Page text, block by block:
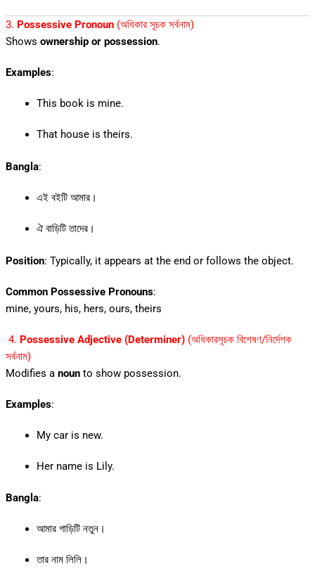
3. Possessive Pronoun(অধিকার সূচক সর্বনাম)
Shows ownership or possession.
Examples:
This book is mine.
That house is theirs.
Bangla:
এই বইটি আমার।
ঐ বাড়িটি তাদের।
Position: Typically, it appears at the end or follows the object.
Common Possessive Pronouns:
mine, yours, his, hers, ours, theirs
4. Possessive Adjective (Determiner)(অধিকারসূচক বিশেষণ/নির্দেশক
সর্বনাম)
Modifies a nounto show possession.
Examples:
My car is new.
Her name is Lily.
Bangla:
আমার গাড়িটি নতুন।
তার নাম লিলি।